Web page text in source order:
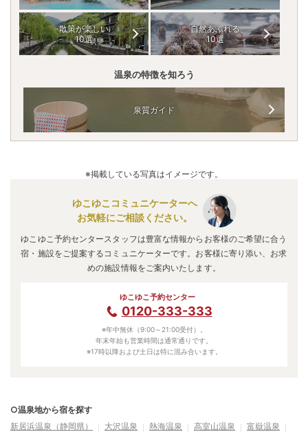
散策が楽しい
10選
自然あふれる
10選
温泉の特徴を知ろう
泉質ガイド
※掲載している写真はイメージです。
ゆこゆこコミュニケーターへ
お気軽にご相談ください。
ゆこゆこ予約センタースタッフは豊富な情報からお客様のご希望に合う
宿・施設をご提案するコミュニケーターです。お客様に寄り添い、お求
めの施設情報をご案内いたします。
ゆこゆこ予約センター
0120-333-333
※年中無休（9:00～21:00受付）。
年末年始も営業時間は通常通りです。
※17時以降および土日は特に混み合います。
○温泉地から宿を探す
新居浜温泉（静岡県）
大沢温泉 熱海温泉 高室山温泉
富嶽温泉